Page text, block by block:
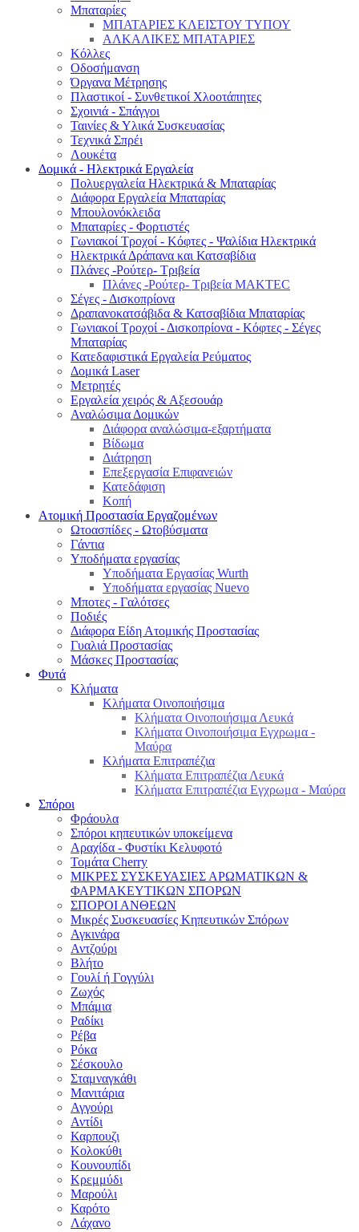
Μπαταρίες
ΜΠΑΤΑΡΙΕΣ ΚΛΕΙΣΤΟΥ ΤΥΠΟΥ
ΑΛΚΑΛΙΚΕΣ ΜΠΑΤΑΡΙΕΣ
Κόλλες
Οδοσήμανση
Όργανα Μέτρησης
Πλαστικοί - Συνθετικοί Χλοοτάπητες
Σχοινιά - Σπάγγοι
Ταινίες & Υλικά Συσκευασίας
Τεχνικά Σπρέι
Λουκέτα
Δομικά - Ηλεκτρικά Εργαλεία
Πολυεργαλεία Ηλεκτρικά & Μπαταρίας
Διάφορα Εργαλεία Μπαταρίας
Μπουλονόκλειδα
Μπαταρίες - Φορτιστές
Γωνιακοί Τροχοί - Κόφτες - Ψαλίδια Ηλεκτρικά
Ηλεκτρικά Δράπανα και Κατσαβίδια
Πλάνες -Ρούτερ- Τριβεία
Πλάνες -Ρούτερ- Τριβεία MAKTEC
Σέγες - Δισκοπρίονα
Δραπανοκατσάβιδα & Κατσαβίδια Μπαταρίας
Γωνιακοί Τροχοί - Δισκοπρίονα - Κόφτες - Σέγες
Μπαταρίας
Κατεδαφιστικά Εργαλεία Ρεύματος
Δομικά Laser
Μετρητές
Εργαλεία χειρός & Αξεσουάρ
Αναλώσιμα Δομικών
Διάφορα αναλώσιμα-εξαρτήματα
Βίδωμα
Διάτρηση
Επεξεργασία Επιφανειών
Κατεδάφιση
Κοπή
Ατομική Προστασία Εργαζομένων
Ωτοασπίδες - Ωτοβύσματα
Γάντια
Υποδήματα εργασίας
Υποδήματα Εργασίας Wurth
Υποδήματα εργασίας Nuevo
Μποτες - Γαλότσες
Ποδιές
Διάφορα Είδη Ατομικής Προστασίας
Γυαλιά Προστασίας
Μάσκες Προστασίας
Φυτά
Κλήματα
Κλήματα Οινοποιήσιμα
Κλήματα Οινοποιήσιμα Λευκά
Κλήματα Οινοποιήσιμα Εγχρωμα -
Μαύρα
Κλήματα Επιτραπέζια
Κλήματα Επιτραπέζια Λευκά
Κλήματα Επιτραπέζια Εγχρωμα - Μαύρα
Σπόροι
Φράουλα
Σπόροι κηπευτικών υποκείμενα
Αραχίδα - Φυστίκι Κελυφοτό
Τομάτα Cherry
ΜΙΚΡΕΣ ΣΥΣΚΕΥΑΣΙΕΣ ΑΡΩΜΑΤΙΚΩΝ &
ΦΑΡΜΑΚΕΥΤΙΚΩΝ ΣΠΟΡΩΝ
ΣΠΟΡΟΙ ΑΝΘΕΩΝ
Μικρές Συσκευασίες Κηπευτικών Σπόρων
Αγκινάρα
Αντζούρι
Βλήτο
Γουλί ή Γογγύλι
Ζωχός
Μπάμια
Ραδίκι
Ρέβα
Ρόκα
Σέσκουλο
Σταμναγκάθι
Μανιτάρια
Αγγούρι
Αντίδι
Καρπουζι
Κολοκύθι
Κουνουπίδι
Κρεμμύδι
Μαρούλι
Καρότο
Λάχανο